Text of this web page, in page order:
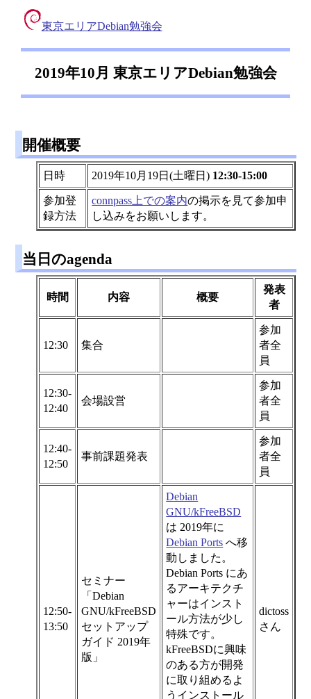
東京エリアDebian勉強会
2019年10月 東京エリアDebian勉強会
開催概要
日時 2019年10月19日(土曜日) 12:30-15:00
参加登
録方法
connpass上での案内の掲示を見て参加申
し込みをお願いします。
当日のagenda
時間 内容 概要
発表
者
12:30 集合
参加
者全
員
12:30-
12:40
会場設営
参加
者全
員
12:40-
12:50
事前課題発表
参加
者全
員
12:50-
13:50
セミナー
「Debian
GNU/kFreeBSD
セットアップ
ガイド 2019年
版」
Debian
GNU/kFreeBSD
は 2019年に
Debian Ports へ移
動しました。
Debian Ports にあ
るアーキテクチ
ャーはインスト
ール方法が少し
特殊です。
kFreeBSDに興味
のある方が開発
に取り組めるよ
うインストール
dictoss
さん